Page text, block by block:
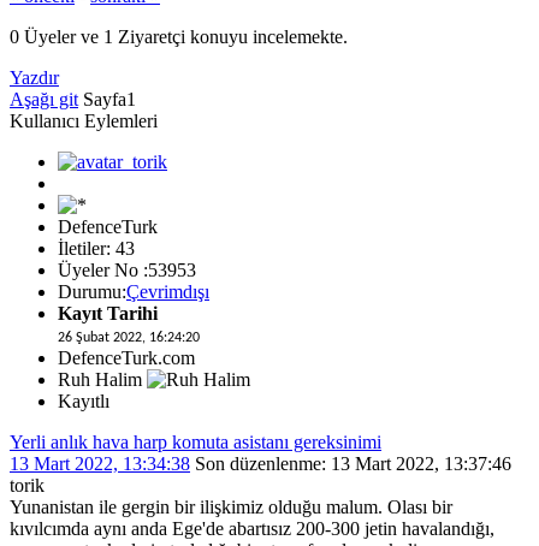
0 Üyeler ve 1 Ziyaretçi konuyu incelemekte.
Yazdır
Aşağı git Sayfa1
Kullanıcı Eylemleri
DefenceTurk
İletiler: 43
Üyeler No :53953
Durumu:Çevrimdışı
Kayıt Tarihi
26 Şubat 2022, 16:24:20
DefenceTurk.com
Ruh Halim
Kayıtlı
Yerli anlık hava harp komuta asistanı gereksinimi
13 Mart 2022, 13:34:38 Son düzenlenme: 13 Mart 2022, 13:37:46
torik
Yunanistan ile gergin bir ilişkimiz olduğu malum. Olası bir
kıvılcımda aynı anda Ege'de abartısız 200-300 jetin havalandığı,